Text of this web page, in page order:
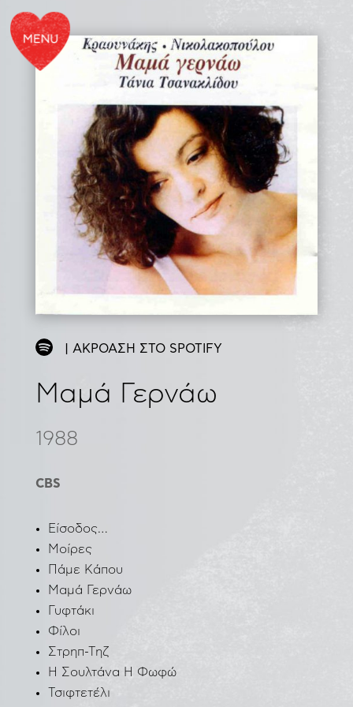
| ΑΚΡΟΑΣΗ ΣΤΟ SPOTIFY
Μαμά Γερνάω
1988
CBS
Είσοδος…
Μοίρες
Πάμε Κάπου
Μαμά Γερνάω
Γυφτάκι
Φίλοι
Στρηπ-Τηζ
Η Σουλτάνα Η Φωφώ
Τσιφτετέλι
| ΔΙΣΚΟΓΡΑΦΙΑ